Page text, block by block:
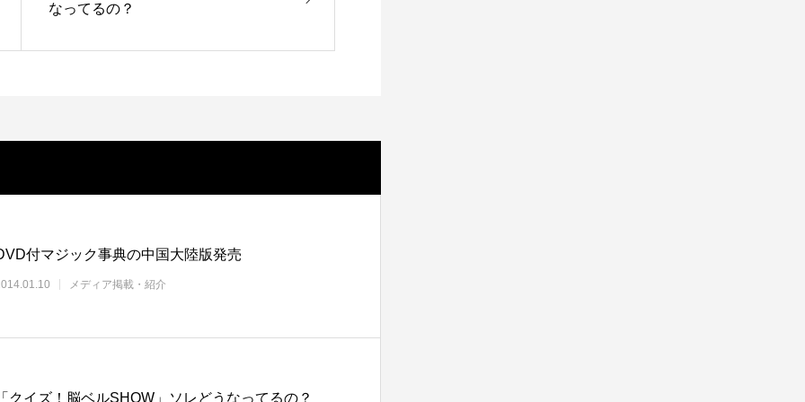
なってるの？
付マジック事典の中国大陸版発売
メディア掲載・紹介
クイズ！脳ベルSHOW」ソレどうなってるの？